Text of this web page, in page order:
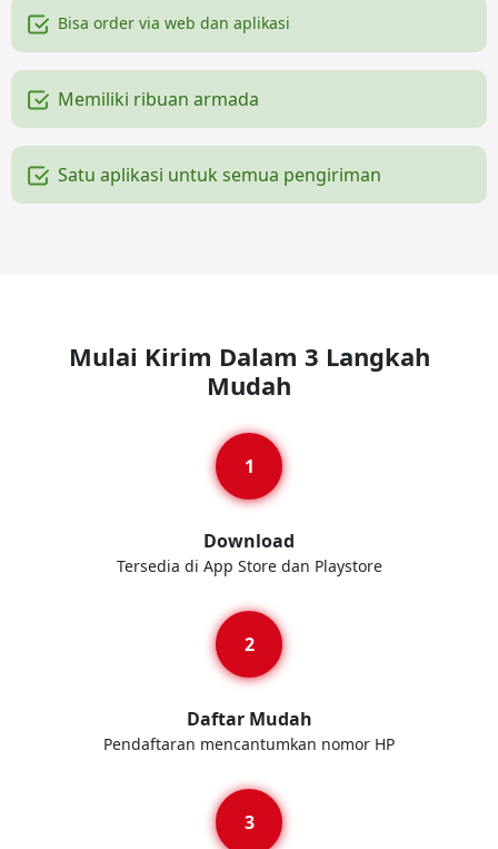
Bisa order via web dan aplikasi
Memiliki ribuan armada
Satu aplikasi untuk semua pengiriman
Mulai Kirim Dalam 3 Langkah
Mudah
Download
Tersedia di App Store dan Playstore
Daftar Mudah
Pendaftaran mencantumkan nomor HP